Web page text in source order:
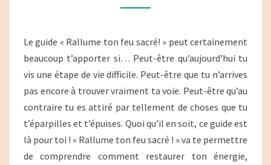
D’ACTION
VA
TE
REBOOSTER
ET
T’AIDER
À
RÉALIGNER
TES
Le guide « Rallume ton feu sacré! » peut certainement
beaucoup t’apporter si… Peut-être qu’aujourd’hui tu
vis une étape de vie difficile. Peut-être que tu n’arrives
pas encore à trouver vraiment ta voie. Peut-être qu’au
contraire tu es attiré par tellement de choses que tu
t’éparpilles et t’épuises. Quoi qu’il en soit, ce guide est
là pour toi ! « Rallume ton feu sacré ! » va te permettre
de comprendre comment restaurer ton énergie,